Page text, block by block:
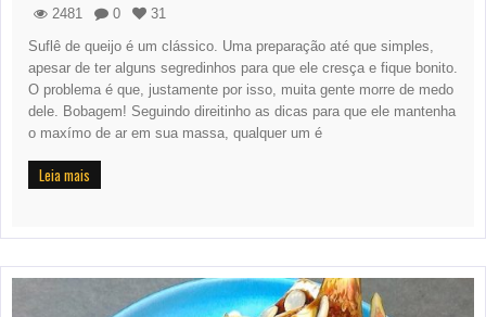
2481 0
31
Suflê de queijo é um clássico. Uma preparação até que simples,
apesar de ter alguns segredinhos para que ele cresça e fique bonito.
O problema é que, justamente por isso, muita gente morre de medo
dele. Bobagem! Seguindo direitinho as dicas para que ele mantenha
o maxímo de ar em sua massa, qualquer um é
Leia mais